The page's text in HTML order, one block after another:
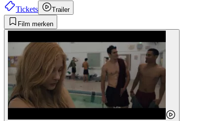
Tickets
Trailer
Film merken